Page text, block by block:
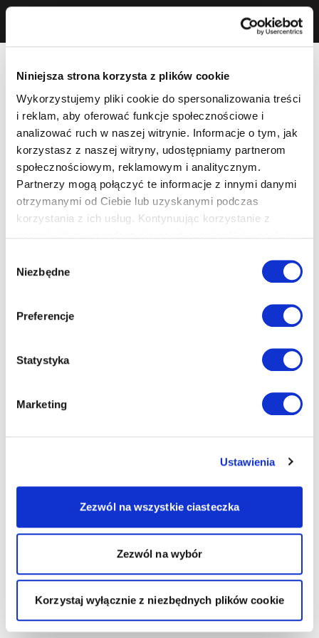
Niniejsza strona korzysta z plików cookie
Wykorzystujemy pliki cookie do spersonalizowania treści
i reklam, aby oferować funkcje społecznościowe i
analizować ruch w naszej witrynie. Informacje o tym, jak
korzystasz z naszej witryny, udostępniamy partnerom
społecznościowym, reklamowym i analitycznym.
Partnerzy mogą połączyć te informacje z innymi danymi
otrzymanymi od Ciebie lub uzyskanymi podczas
korzystania z ich usług. Kontynuując korzystanie z
zgody
Niezbędne
Preferencje
Statystyka
Marketing
Ustawienia
Zezwól na wszystkie ciasteczka
Zezwól na wybór
Korzystaj wyłącznie z niezbędnych plików cookie